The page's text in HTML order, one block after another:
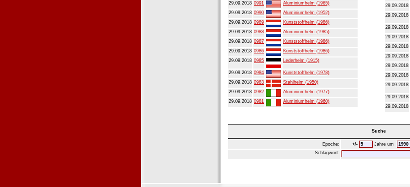
29.09.2018 0991
Aluminiumhelm (1965)
29.09.2018 0990
Aluminiumhelm (1952)
29.09.2018 0989
Kunststoffhelm (1986)
29.09.2018 0988
Aluminiumhelm (1985)
29.09.2018 0987
Kunststoffhelm (1986)
29.09.2018 0986
Kunststoffhelm (1986)
29.09.2018 0985 Lederhelm (1915)
29.09.2018 0984
Kunststoffhelm (1978)
29.09.2018 0983
Stahlhelm (1950)
29.09.2018 0982
Aluminiumhelm (1977)
29.09.2018 0981 Aluminiumhelm (1960)
29.09.2018
29.09.2018
29.09.2018
29.09.2018
29.09.2018
29.09.2018
29.09.2018
29.09.2018
29.09.2018
29.09.2018
29.09.2018
Suche
Epoche: +/-
Jahre um
Schlagwort: